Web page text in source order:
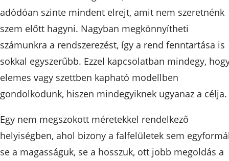
adódóan szinte mindent elrejt, amit nem szeretnénk
szem előtt hagyni. Nagyban megkönnyítheti
számunkra a rendszerezést, így a rend fenntartása is
sokkal egyszerűbb. Ezzel kapcsolatban mindegy,
elemes vagy szettben kapható modellben
gondolkodunk, hiszen mindegyiknek ugyanaz a célja.
Egy nem megszokott méretekkel rendelkező
helyiségben, ahol bizony a falfelületek sem
se a magasságuk, se a hosszuk, ott jobb megoldás a